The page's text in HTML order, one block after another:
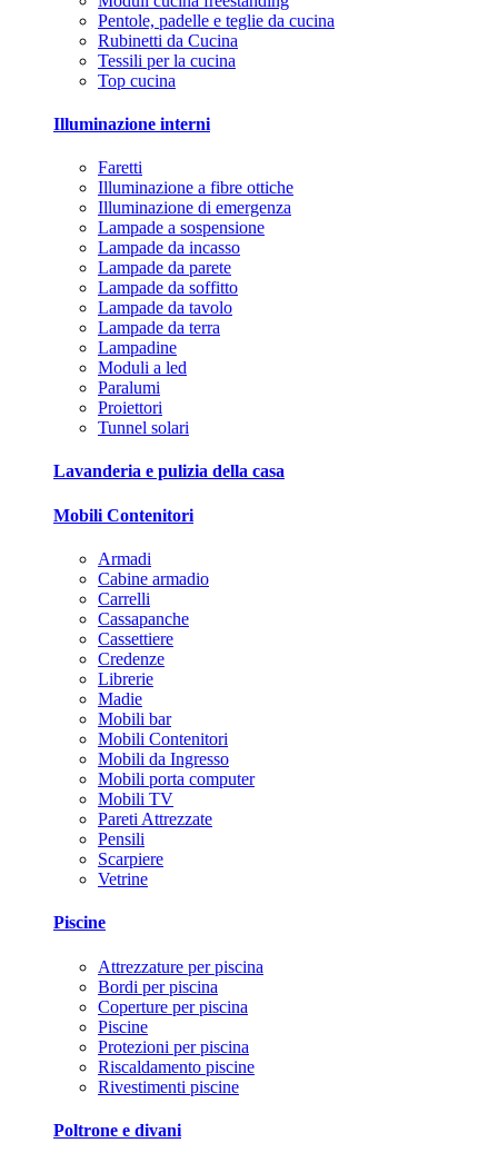
Pentole, padelle e teglie da cucina
Rubinetti da Cucina
Tessili per la cucina
Top cucina
Illuminazione interni
Faretti
Illuminazione a fibre ottiche
Illuminazione di emergenza
Lampade a sospensione
Lampade da incasso
Lampade da parete
Lampade da soffitto
Lampade da tavolo
Lampade da terra
Lampadine
Moduli a led
Paralumi
Proiettori
Tunnel solari
Lavanderia e pulizia della casa
Mobili Contenitori
Armadi
Cabine armadio
Carrelli
Cassapanche
Cassettiere
Credenze
Librerie
Madie
Mobili bar
Mobili Contenitori
Mobili da Ingresso
Mobili porta computer
Mobili TV
Pareti Attrezzate
Pensili
Scarpiere
Vetrine
Piscine
Attrezzature per piscina
Bordi per piscina
Coperture per piscina
Piscine
Protezioni per piscina
Riscaldamento piscine
Rivestimenti piscine
Poltrone e divani